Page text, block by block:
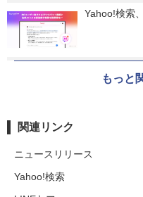
Yahoo!検索
もっと
関連リンク
ニュースリリース
Yahoo!検索